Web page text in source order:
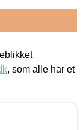
, som alle har et